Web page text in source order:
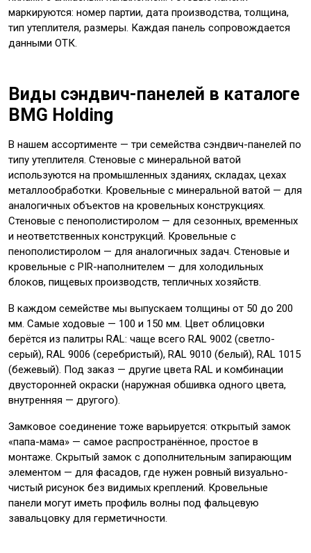
маркируются: номер партии, дата производства, толщина,
тип утеплителя, размеры. Каждая панель сопровождается
данными ОТК.
Виды сэндвич-панелей в каталоге
BMG Holding
В нашем ассортименте — три семейства сэндвич-панелей по
типу утеплителя. Стеновые с минеральной ватой
используются на промышленных зданиях, складах, цехах
металлообработки. Кровельные с минеральной ватой — для
аналогичных объектов на кровельных конструкциях.
Стеновые с пенополистиролом — для сезонных, временных
и неответственных конструкций. Кровельные с
пенополистиролом — для аналогичных задач. Стеновые и
кровельные с PIR-наполнителем — для холодильных
блоков, пищевых производств, тепличных хозяйств.
В каждом семействе мы выпускаем толщины от 50 до 200
мм. Самые ходовые — 100 и 150 мм. Цвет облицовки
берётся из палитры RAL: чаще всего RAL 9002 (светло-
серый), RAL 9006 (серебристый), RAL 9010 (белый), RAL 1015
(бежевый). Под заказ — другие цвета RAL и комбинации
двусторонней окраски (наружная обшивка одного цвета,
внутренняя — другого).
Замковое соединение тоже варьируется: открытый замок
«папа-мама» — самое распространённое, простое в
монтаже. Скрытый замок с дополнительным запирающим
элементом — для фасадов, где нужен ровный визуально-
чистый рисунок без видимых креплений. Кровельные
панели могут иметь профиль волны под фальцевую
завальцовку для герметичности.